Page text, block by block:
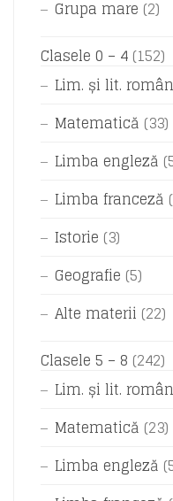
Grupa mare (2)
Clasele 0 – 4 (152)
Lim. și lit.
Matematică (33)
Limba engleză
Limba franceză
Istorie (3)
Geografie (5)
Alte materii (22)
Clasele 5 – 8 (242)
Lim. și lit.
Matematică (23)
Limba engleză